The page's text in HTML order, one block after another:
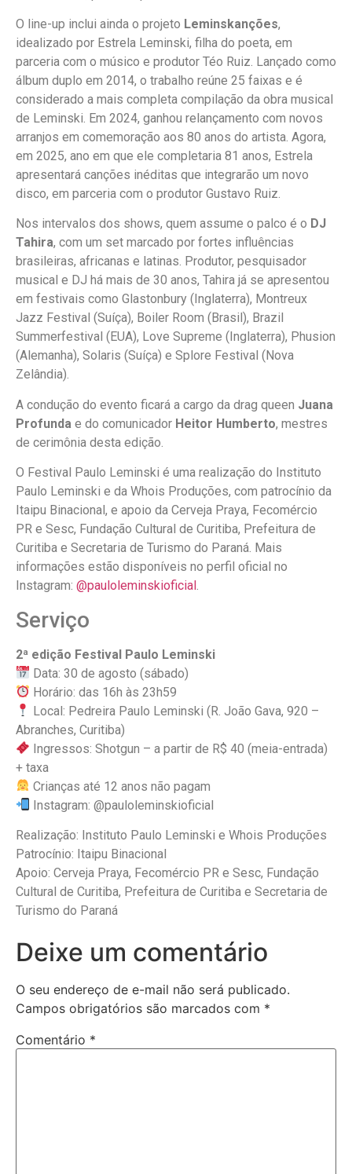
O line-up inclui ainda o projeto Leminskanções,
idealizado por Estrela Leminski, filha do poeta, em
parceria com o músico e produtor Téo Ruiz. Lançado como
álbum duplo em 2014, o trabalho reúne 25 faixas e é
considerado a mais completa compilação da obra musical
de Leminski. Em 2024, ganhou relançamento com novos
arranjos em comemoração aos 80 anos do artista. Agora,
em 2025, ano em que ele completaria 81 anos, Estrela
apresentará canções inéditas que integrarão um novo
disco, em parceria com o produtor Gustavo Ruiz.
Nos intervalos dos shows, quem assume o palco é o DJ
Tahira, com um set marcado por fortes influências
brasileiras, africanas e latinas. Produtor, pesquisador
musical e DJ há mais de 30 anos, Tahira já se apresentou
em festivais como Glastonbury (Inglaterra), Montreux
Jazz Festival (Suíça), Boiler Room (Brasil), Brazil
Summerfestival (EUA), Love Supreme (Inglaterra), Phusion
(Alemanha), Solaris (Suíça) e Splore Festival (Nova
Zelândia).
A condução do evento ficará a cargo da drag queen Juana
Profunda e do comunicador Heitor Humberto, mestres
de cerimônia desta edição.
O Festival Paulo Leminski é uma realização do Instituto
Paulo Leminski e da Whois Produções, com patrocínio da
Itaipu Binacional, e apoio da Cerveja Praya, Fecomércio
PR e Sesc, Fundação Cultural de Curitiba, Prefeitura de
Curitiba e Secretaria de Turismo do Paraná. Mais
informações estão disponíveis no perfil oficial no
Instagram: @pauloleminskioficial .
Serviço
2ª edição Festival Paulo Leminski
Data: 30 de agosto (sábado)
Horário: das 16h às 23h59
Local: Pedreira Paulo Leminski (R. João Gava, 920 –
Abranches, Curitiba)
Ingressos: Shotgun – a partir de R$ 40 (meia-entrada)
+ taxa
Crianças até 12 anos não pagam
Instagram: @pauloleminskioficial
Realização: Instituto Paulo Leminski e Whois Produções
Patrocínio: Itaipu Binacional
Apoio: Cerveja Praya, Fecomércio PR e Sesc, Fundação
Cultural de Curitiba, Prefeitura de Curitiba e Secretaria de
Turismo do Paraná
Deixe um comentário
O seu endereço de e-mail não será publicado.
Campos obrigatórios são marcados com *
Comentário *